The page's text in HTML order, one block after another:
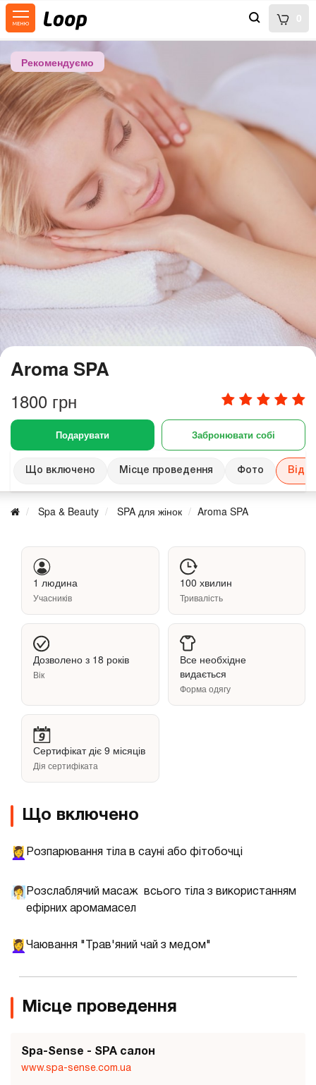
0
Рекомендуємо
Aroma SPA
1800 грн
Подарувати Забронювати собі
Що включено Місце проведення Фото
Spa & Beauty SPA для жінок Aroma SPA
1 людина
Учасників
100 хвилин
Тривалість
Дозволено з 18 років
Вік
Все необхідне
видається
Форма одягу
Сертифікат діє 9 місяців
Дія сертифіката
Що включено
💆‍♀️ Розпарювання тіла в сауні або фітобочці
🧖‍♀️ Розслаблячий масаж всього тіла з використанням
ефірних аромамасел
💆‍♀️ Чаювання "Трав'яний чай з медом"
Місце проведення
Spa-Sense - SPA салон
www.spa-sense.com.ua